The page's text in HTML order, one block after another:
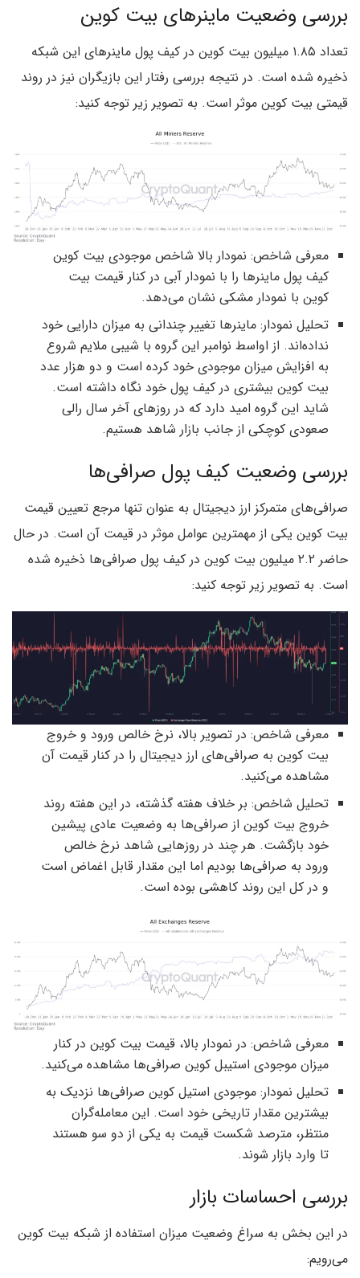
بررسی وضعیت ماینرهای بیت کوین
تعداد ۱.۸۵ میلیون بیت کوین در کیف پول ماینرهای این شبکه
ذخیره شده‌ است. در نتیجه بررسی رفتار این بازیگران نیز در روند
قیمتی بیت کوین موثر است. به تصویر زیر توجه کنید:
معرفی شاخص: نمودار بالا شاخص موجودی بیت کوین
کیف پول ماینرها را با نمودار آبی در کنار قیمت بیت
کوین با نمودار مشکی نشان می‌دهد.
تحلیل نمودار: ماینرها تغییر چندانی به میزان دارایی خود
نداده‌اند. از اواسط نوامبر این گروه با شیبی ملایم شروع
به افزایش میزان موجودی خود کرده است و دو هزار عدد
بیت کوین بیشتری در کیف پول خود نگاه داشته است.
شاید این گروه امید دارد که در روزهای آخر سال رالی
صعودی کوچکی از جانب بازار شاهد هستیم.
بررسی وضعیت کیف پول صرافی‌ها
صرافی‌های متمرکز ارز دیجیتال به عنوان تنها مرجع تعیین قیمت
بیت کوین یکی از مهمترین عوامل موثر در قیمت آن است. در حال
حاضر ۲.۲ میلیون بیت کوین در کیف پول صرافی‌ها ذخیره شده
است. به تصویر زیر توجه کنید:
معرفی شاخص: در تصویر بالا، نرخ خالص ورود و خروج
بیت کوین به صرافی‌های ارز دیجیتال را در کنار قیمت آن
مشاهده می‌کنید.
تحلیل شاخص: بر خلاف هفته گذشته، در این هفته روند
خروج بیت کوین از صرافی‌ها به وضعیت عادی پیشین
خود بازگشت. هر چند در روزهایی شاهد نرخ خالص
ورود به صرافی‌ها بودیم اما این مقدار قابل اغماض است
و در کل این روند کاهشی بوده است.
معرفی شاخص: در نمودار بالا، قیمت بیت کوین در کنار
میزان موجودی استیبل کوین صرافی‌ها مشاهده می‌کنید.
تحلیل نمودار: موجودی استیل کوین صرافی‌ها نزدیک به
بیشترین مقدار تاریخی خود است. این معامله‌گران
منتظر، مترصد شکست قیمت به یکی از دو سو هستند
تا وارد بازار شوند.
بررسی احساسات بازار
در این بخش به سراغ وضعیت میزان استفاده از شبکه بیت کوین
می‌رویم: